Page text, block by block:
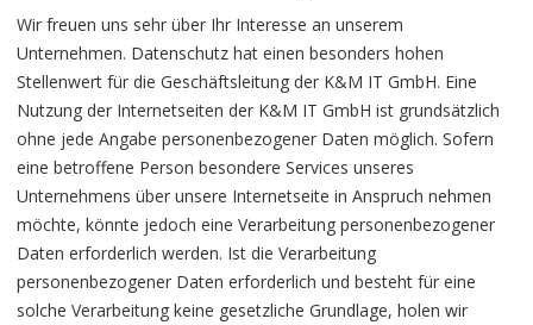
Wir freuen uns sehr über Ihr Interesse an unserem
Unternehmen. Datenschutz hat einen besonders hohen
Stellenwert für die Geschäftsleitung der K&M IT GmbH. Eine
Nutzung der Internetseiten der K&M IT GmbH ist grundsätzlich
ohne jede Angabe personenbezogener Daten möglich. Sofern
eine betroffene Person besondere Services unseres
Unternehmens über unsere Internetseite in Anspruch nehmen
möchte, könnte jedoch eine Verarbeitung personenbezogener
Daten erforderlich werden. Ist die Verarbeitung
personenbezogener Daten erforderlich und besteht für eine
solche Verarbeitung keine gesetzliche Grundlage, holen wir